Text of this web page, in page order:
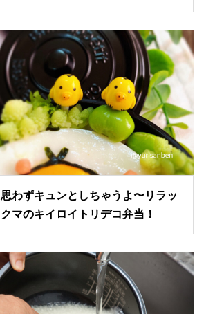
思わずキュンとしちゃうよ〜リラッ
クマのキイロイトリデコ弁当！